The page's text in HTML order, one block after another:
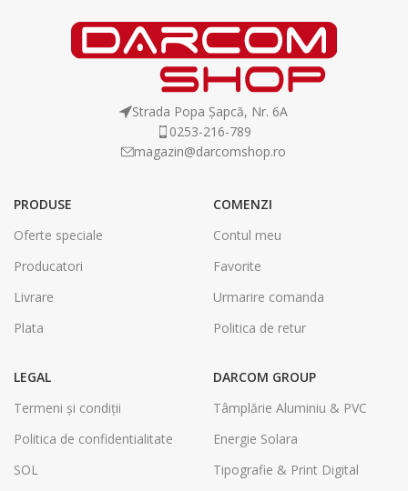
Strada Popa Șapcă, Nr. 6A
0253-216-789
magazin@darcomshop.ro
PRODUSE
Oferte speciale
Producatori
Livrare
Plata
COMENZI
Contul meu
Favorite
Urmarire comanda
Politica de retur
LEGAL
Termeni și condiții
Politica de confidentialitate
SOL
DARCOM GROUP
Tâmplărie Aluminiu & PVC
Energie Solara
Tipografie & Print Digital